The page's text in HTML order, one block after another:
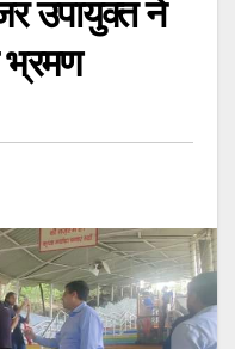
उपायुक्त ने
भ्रमण